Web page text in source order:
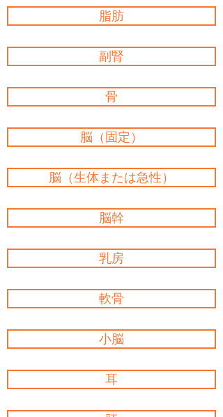
脂肪
副腎
骨
脳（固定）
脳（生体または急性）
脳幹
乳房
軟骨
小脳
耳